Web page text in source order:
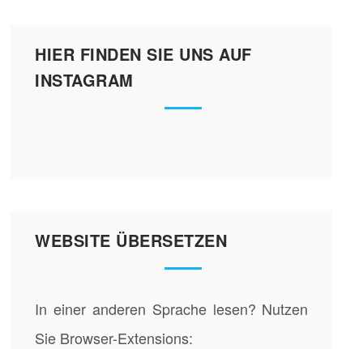
HIER FINDEN SIE UNS AUF
INSTAGRAM
WEBSITE ÜBERSETZEN
In einer anderen Sprache lesen? Nutzen
Sie Browser-Extensions: